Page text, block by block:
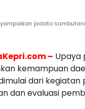
pidato
– Upaya
kemampuan
dari kegiatan
dan evaluasi